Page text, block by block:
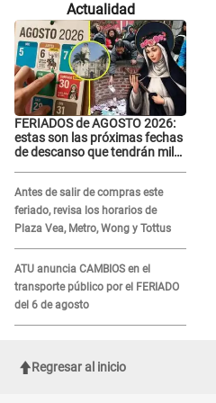
Actualidad
FERIADOS de AGOSTO 2026:
estas son las próximas fechas
de descanso que tendrán miles
Antes de salir de compras este
feriado, revisa los horarios de
Plaza Vea, Metro, Wong y Tottus
ATU anuncia CAMBIOS en el
transporte público por el FERIADO
del 6 de agosto
Regresar al inicio